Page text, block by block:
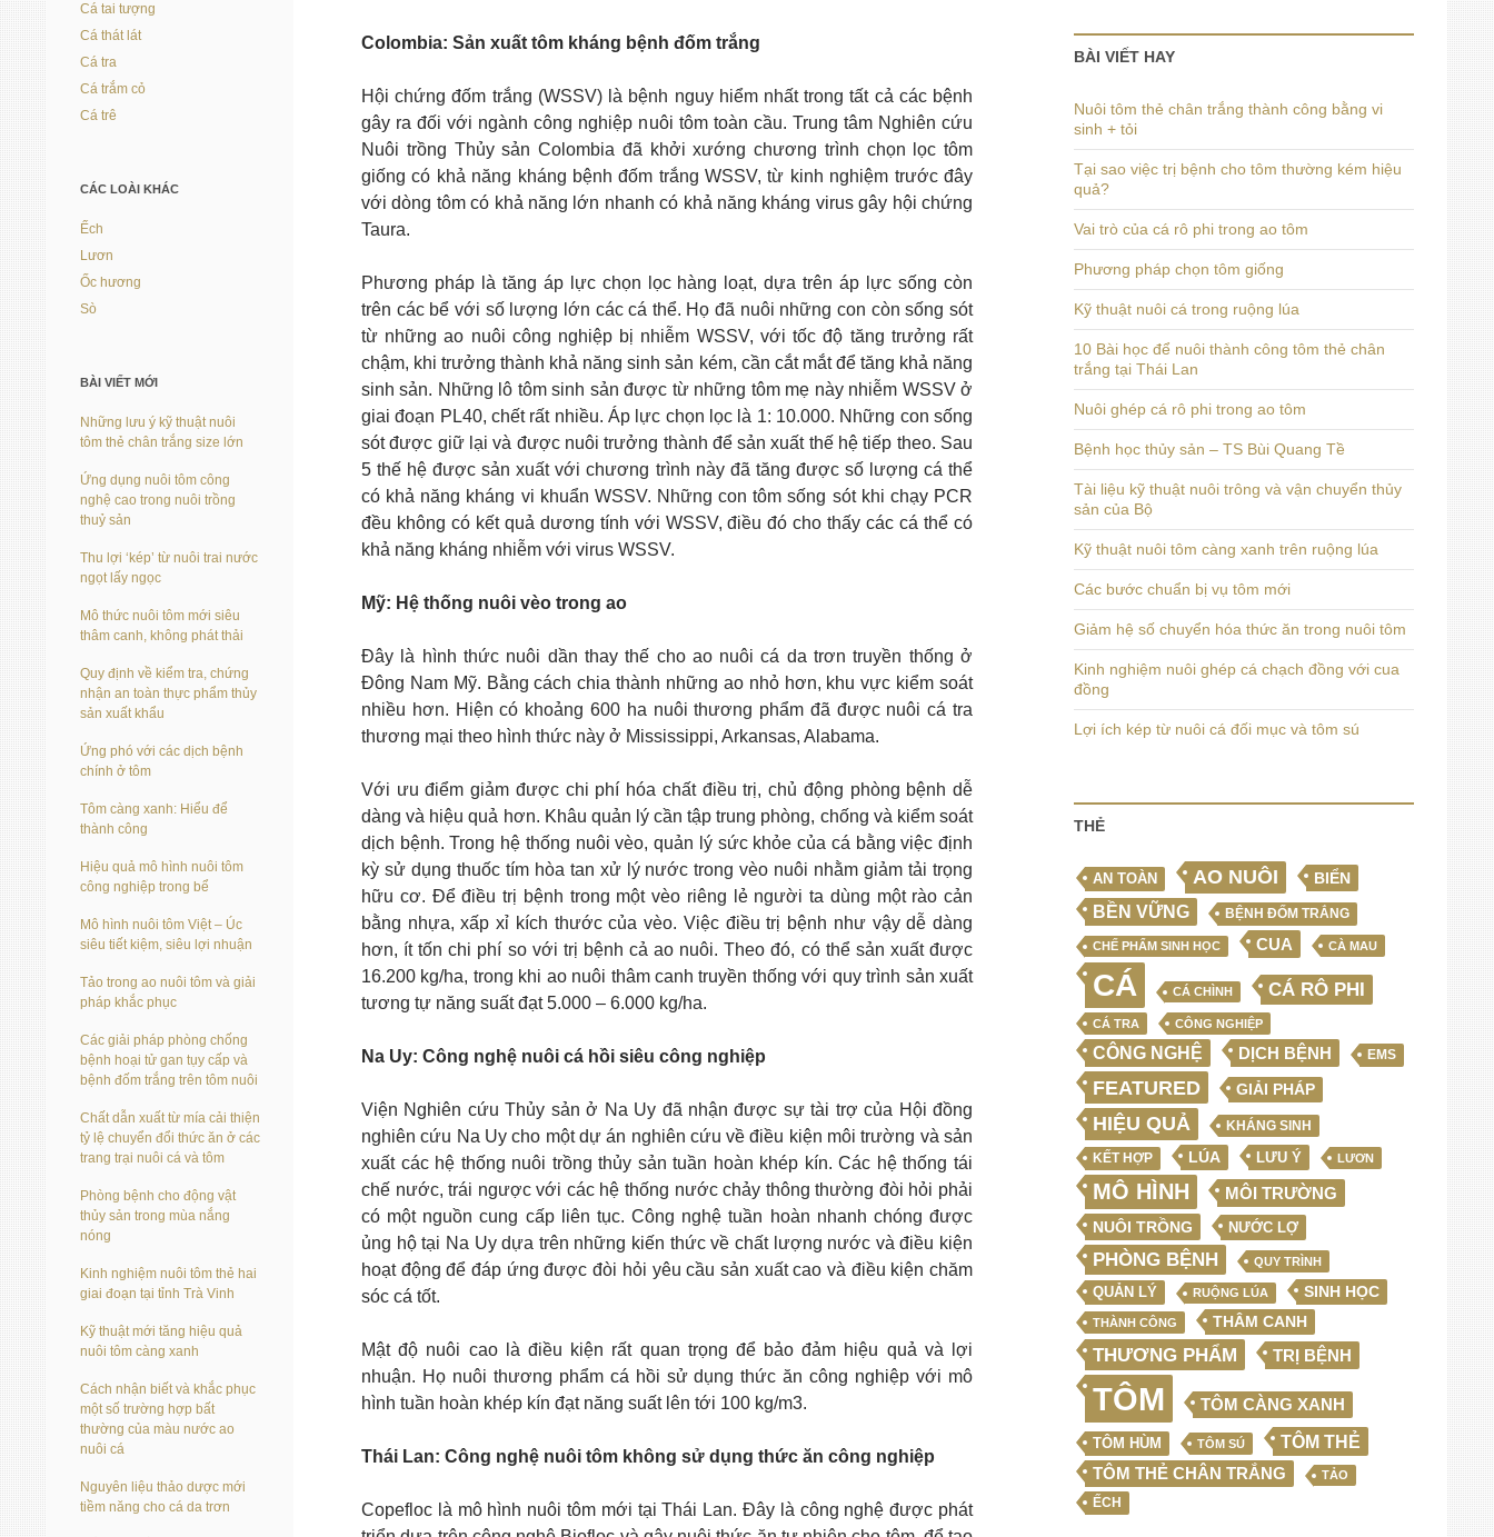
Colombia: Sản xuất tôm kháng bệnh đốm trắng
Hội chứng đốm trắng (WSSV) là bệnh nguy hiểm nhất trong tất cả các bệnh
gây ra đối với ngành công nghiệp nuôi tôm toàn cầu. Trung tâm Nghiên cứu
Nuôi trồng Thủy sản Colombia đã khởi xướng chương trình chọn lọc tôm
giống có khả năng kháng bệnh đốm trắng WSSV, từ kinh nghiệm trước đây
với dòng tôm có khả năng lớn nhanh có khả năng kháng virus gây hội chứng
Taura.
Phương pháp là tăng áp lực chọn lọc hàng loạt, dựa trên áp lực sống còn
trên các bể với số lượng lớn các cá thể. Họ đã nuôi những con còn sống sót
từ những ao nuôi công nghiệp bị nhiễm WSSV, với tốc độ tăng trưởng rất
chậm, khi trưởng thành khả năng sinh sản kém, cần cắt mắt để tăng khả năng
sinh sản. Những lô tôm sinh sản được từ những tôm mẹ này nhiễm WSSV ở
giai đoạn PL40, chết rất nhiều. Áp lực chọn lọc là 1: 10.000. Những con sống
sót được giữ lại và được nuôi trưởng thành để sản xuất thế hệ tiếp theo. Sau
5 thế hệ được sản xuất với chương trình này đã tăng được số lượng cá thể
có khả năng kháng vi khuẩn WSSV. Những con tôm sống sót khi chạy PCR
đều không có kết quả dương tính với WSSV, điều đó cho thấy các cá thể có
khả năng kháng nhiễm với virus WSSV.
Mỹ: Hệ thống nuôi vèo trong ao
Đây là hình thức nuôi dần thay thế cho ao nuôi cá da trơn truyền thống ở
Đông Nam Mỹ. Bằng cách chia thành những ao nhỏ hơn, khu vực kiểm soát
nhiều hơn. Hiện có khoảng 600 ha nuôi thương phẩm đã được nuôi cá tra
thương mại theo hình thức này ở Mississippi, Arkansas, Alabama.
Với ưu điểm giảm được chi phí hóa chất điều trị, chủ động phòng bệnh dễ
dàng và hiệu quả hơn. Khâu quản lý cần tập trung phòng, chống và kiểm soát
dịch bệnh. Trong hệ thống nuôi vèo, quản lý sức khỏe của cá bằng việc định
kỳ sử dụng thuốc tím hòa tan xử lý nước trong vèo nuôi nhằm giảm tải trọng
hữu cơ. Để điều trị bệnh trong một vèo riêng lẻ người ta dùng một rào cản
bằng nhựa, xấp xỉ kích thước của vèo. Việc điều trị bệnh như vậy dễ dàng
hơn, ít tốn chi phí so với trị bệnh cả ao nuôi. Theo đó, có thể sản xuất được
16.200 kg/ha, trong khi ao nuôi thâm canh truyền thống với quy trình sản xuất
tương tự năng suất đạt 5.000 – 6.000 kg/ha.
Na Uy: Công nghệ nuôi cá hồi siêu công nghiệp
Viện Nghiên cứu Thủy sản ở Na Uy đã nhận được sự tài trợ của Hội đồng
nghiên cứu Na Uy cho một dự án nghiên cứu về điều kiện môi trường và sản
xuất các hệ thống nuôi trồng thủy sản tuần hoàn khép kín. Các hệ thống tái
chế nước, trái ngược với các hệ thống nước chảy thông thường đòi hỏi phải
có một nguồn cung cấp liên tục. Công nghệ tuần hoàn nhanh chóng được
ủng hộ tại Na Uy dựa trên những kiến thức về chất lượng nước và điều kiện
hoạt động để đáp ứng được đòi hỏi yêu cầu sản xuất cao và điều kiện chăm
sóc cá tốt.
Mật độ nuôi cao là điều kiện rất quan trọng để bảo đảm hiệu quả và lợi
nhuận. Họ nuôi thương phẩm cá hồi sử dụng thức ăn công nghiệp với mô
hình tuần hoàn khép kín đạt năng suất lên tới 100 kg/m3.
Thái Lan: Công nghệ nuôi tôm không sử dụng thức ăn công nghiệp
Copefloc là mô hình nuôi tôm mới tại Thái Lan. Đây là công nghệ được phát
BÀI VIẾT HAY
Nuôi tôm thẻ chân trắng thành công bằng vi
sinh + tỏi
Tại sao việc trị bệnh cho tôm thường kém hiệu
quả?
Vai trò của cá rô phi trong ao tôm
Phương pháp chọn tôm giống
Kỹ thuật nuôi cá trong ruộng lúa
10 Bài học để nuôi thành công tôm thẻ chân
trắng tại Thái Lan
Nuôi ghép cá rô phi trong ao tôm
Bệnh học thủy sản – TS Bùi Quang Tề
Tài liệu kỹ thuật nuôi trông và vận chuyển thủy
sản của Bộ
Kỹ thuật nuôi tôm càng xanh trên ruộng lúa
Các bước chuẩn bị vụ tôm mới
Giảm hệ số chuyển hóa thức ăn trong nuôi tôm
Kinh nghiệm nuôi ghép cá chạch đồng với cua
đồng
Lợi ích kép từ nuôi cá đối mục và tôm sú
THẺ
AN TOÀN AO NUÔI BIỂN
BỀN VỮNG BỆNH ĐỐM TRẮNG
CHẾ PHẨM SINH HỌC CUA CÀ MAU
CÁ CÁ CHÌNH CÁ RÔ PHI
CÁ TRA CÔNG NGHIỆP
CÔNG NGHỆ DỊCH BỆNH EMS
FEATURED GIẢI PHÁP
HIỆU QUẢ KHÁNG SINH
KẾT HỢP LÚA LƯU Ý LƯƠN
MÔ HÌNH MÔI TRƯỜNG
NUÔI TRỒNG NƯỚC LỢ
PHÒNG BỆNH QUY TRÌNH
QUẢN LÝ RUỘNG LÚA SINH HỌC
THÀNH CÔNG THÂM CANH
THƯƠNG PHẨM TRỊ BỆNH
TÔM TÔM CÀNG XANH
TÔM HÙM TÔM SÚ TÔM THẺ
TÔM THẺ CHÂN TRẮNG TẢO
ẾCH
Cá tai tượng
Cá thát lát
Cá tra
Cá trắm cỏ
Cá trê
CÁC LOÀI KHÁC
Ếch
Lươn
Ốc hương
Sò
BÀI VIẾT MỚI
Những lưu ý kỹ thuật nuôi
tôm thẻ chân trắng size lớn
Ứng dụng nuôi tôm công
nghệ cao trong nuôi trồng
thuỷ sản
Thu lợi ‘kép’ từ nuôi trai nước
ngọt lấy ngọc
Mô thức nuôi tôm mới siêu
thâm canh, không phát thải
Quy định về kiểm tra, chứng
nhận an toàn thực phẩm thủy
sản xuất khẩu
Ứng phó với các dịch bệnh
chính ở tôm
Tôm càng xanh: Hiểu để
thành công
Hiệu quả mô hình nuôi tôm
công nghiệp trong bể
Mô hình nuôi tôm Việt – Úc
siêu tiết kiệm, siêu lợi nhuận
Tảo trong ao nuôi tôm và giải
pháp khắc phục
Các giải pháp phòng chống
bệnh hoại tử gan tụy cấp và
bệnh đốm trắng trên tôm nuôi
Chất dẫn xuất từ mía cải thiện
tỷ lệ chuyển đổi thức ăn ở các
trang trại nuôi cá và tôm
Phòng bệnh cho động vật
thủy sản trong mùa nắng
nóng
Kinh nghiệm nuôi tôm thẻ hai
giai đoạn tại tỉnh Trà Vinh
Kỹ thuật mới tăng hiệu quả
nuôi tôm càng xanh
Cách nhận biết và khắc phục
một số trường hợp bất
thường của màu nước ao
nuôi cá
Nguyên liệu thảo dược mới
tiềm năng cho cá da trơn